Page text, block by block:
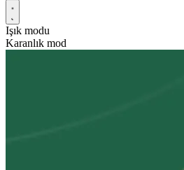
Işık modu
Karanlık mod